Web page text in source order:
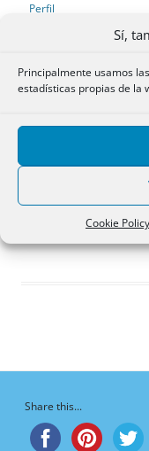
Sí,
Principalmente usamos
estadísticas propias de la
Cookie Policy
Perfil
Debates iniciados
Respuestas creadas
Participaciones
Favoritos
iniciados
¡Vaya, no hay debates
Share this...